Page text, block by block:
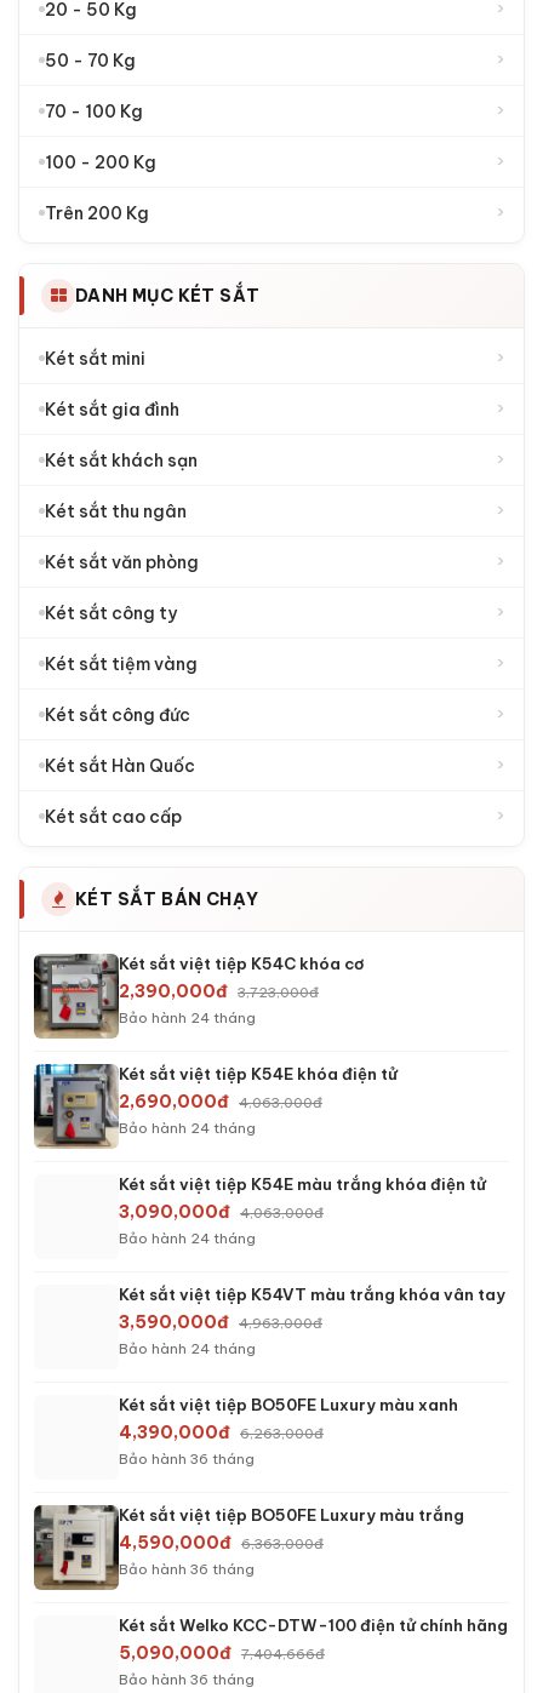
20 - 50 Kg ›
50 - 70 Kg ›
70 - 100 Kg ›
100 - 200 Kg ›
Trên 200 Kg ›
DANH MỤC KÉT SẮT
Két sắt mini ›
Két sắt gia đình ›
Két sắt khách sạn ›
Két sắt thu ngân ›
Két sắt văn phòng ›
Két sắt công ty ›
Két sắt tiệm vàng ›
Két sắt công đức ›
Két sắt Hàn Quốc ›
Két sắt cao cấp ›
KÉT SẮT BÁN CHẠY
Két sắt việt tiệp K54C khóa cơ
2,390,000đ 3,723,000đ
Bảo hành 24 tháng
Két sắt việt tiệp K54E khóa điện tử
2,690,000đ 4,063,000đ
Bảo hành 24 tháng
Két sắt việt tiệp K54E màu trắng khóa điện tử
3,090,000đ 4,063,000đ
Bảo hành 24 tháng
Két sắt việt tiệp K54VT màu trắng khóa vân tay
3,590,000đ 4,963,000đ
Bảo hành 24 tháng
Két sắt việt tiệp BO50FE Luxury màu xanh
4,390,000đ 6,263,000đ
Bảo hành 36 tháng
Két sắt việt tiệp BO50FE Luxury màu trắng
4,590,000đ 6,363,000đ
Bảo hành 36 tháng
Két sắt Welko KCC-DTW-100 điện tử chính hãng
5,090,000đ 7,404,666đ
Bảo hành 36 tháng